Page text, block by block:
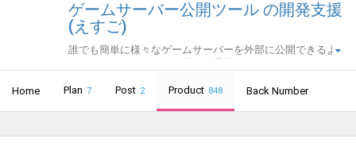
ゲームサーバー公開ツール の開発支援
(えすご)
誰でも簡単に様々なゲームサーバーを外部に公開できるよ
Home Plan 7 Post 2 Product 848 Back Number